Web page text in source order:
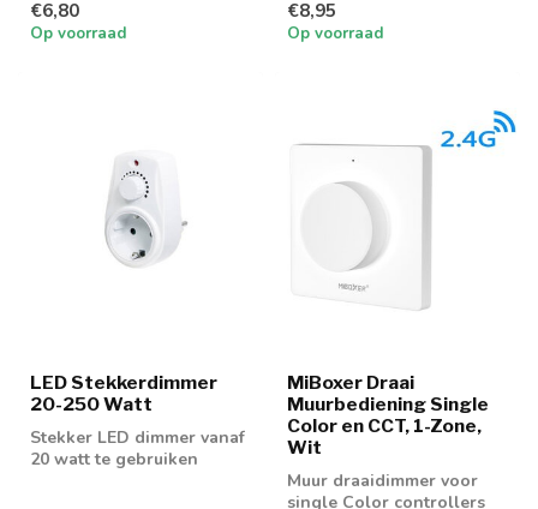
€6,80
Op voorraad
€8,95
Op voorraad
LED Stekkerdimmer
20-250 Watt
Stekker LED dimmer vanaf
20 watt te gebruiken
MiBoxer Draai
Muurbediening Single
Color en CCT, 1-Zone,
Wit
Muur draaidimmer voor
single Color controllers